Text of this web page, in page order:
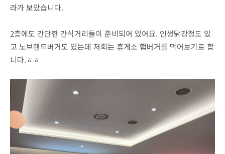
라가 보았습니다.
2층에도 간단한 간식거리들이 준비되어 있어요. 인생닭강정도 있
고 노브랜드버거도 있는데 저희는 휴게소 햄버거를 먹어보기로 합
니다.ㅎㅎ